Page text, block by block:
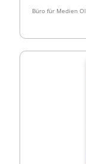
Büro für Medien